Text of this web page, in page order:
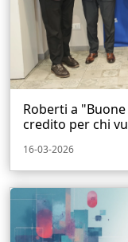
Roberti a
credito per chi
16-03-2026